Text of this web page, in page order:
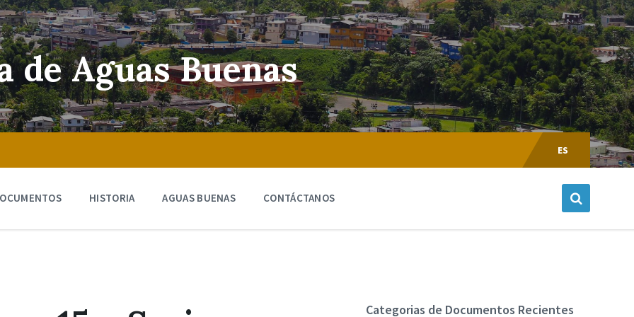
de Aguas Buenas
Escoger
Lenguaje:
ES
HISTORIA AGUAS BUENAS CONTÁCTANOS
Categorias de Documentos Recientes